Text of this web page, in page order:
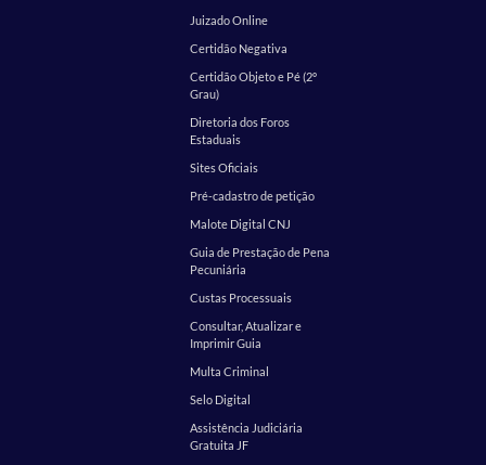
Juizado Online
Certidão Negativa
Certidão Objeto e Pé (2º
Grau)
Diretoria dos Foros
Estaduais
Sites Oficiais
Pré-cadastro de petição
Malote Digital CNJ
Guia de Prestação de Pena
Pecuniária
Custas Processuais
Consultar, Atualizar e
Imprimir Guia
Multa Criminal
Selo Digital
Assistência Judiciária
Gratuita JF